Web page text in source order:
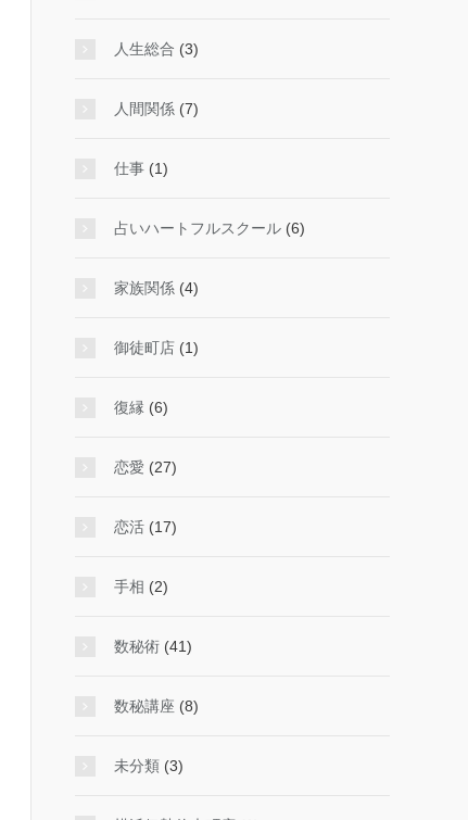
人生総合 (3)
人間関係 (7)
仕事 (1)
占いハートフルスクール (6)
家族関係 (4)
御徒町店 (1)
復縁 (6)
恋愛 (27)
恋活 (17)
手相 (2)
数秘術 (41)
数秘講座 (8)
未分類 (3)